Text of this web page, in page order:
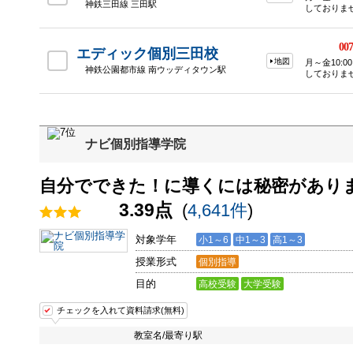
神鉄三田線 三田駅
しておりま
エディック個別三田校
神鉄公園都市線 南ウッディタウン駅
地図
月～金
しておりま
ナビ個別指導学院
自分でできた！に導くには秘密があり
3.39点 (4,641件)
対象学年 小1～6 中1～3 高1～3
授業形式 個別指導
目的 高校受験 大学受験
チェックを入れて資料請求(無料)
教室名/最寄り駅